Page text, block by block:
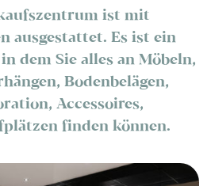
ist mit
ausgestattet. Es ist ein
dem Sie alles an Möbeln,
Bodenbelägen,
Accessoires,
finden können.